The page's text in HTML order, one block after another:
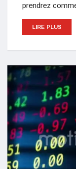
prendrez
LIRE PLUS